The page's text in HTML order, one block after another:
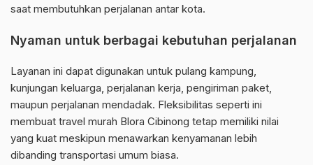
saat membutuhkan perjalanan antar kota.
Nyaman untuk berbagai kebutuhan perjalanan
Layanan ini dapat digunakan untuk pulang kampung,
kunjungan keluarga, perjalanan kerja, pengiriman paket,
maupun perjalanan mendadak. Fleksibilitas seperti ini
membuat travel murah Blora Cibinong tetap memiliki nilai
yang kuat meskipun menawarkan kenyamanan lebih
dibanding transportasi umum biasa.